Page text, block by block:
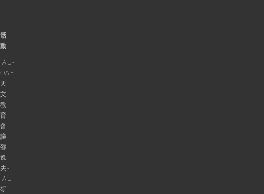
活
動
IAU-
OAE
天
文
教
育
會
議
邵
逸
夫-
IAU
研